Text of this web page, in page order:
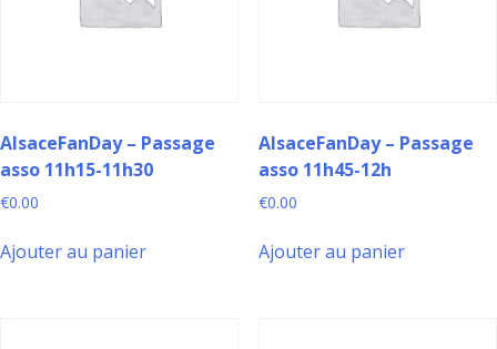
AlsaceFanDay – Passage
asso 11h15-11h30
€0.00
Ajouter au panier
AlsaceFanDay – Passage
asso 11h45-12h
€0.00
Ajouter au panier